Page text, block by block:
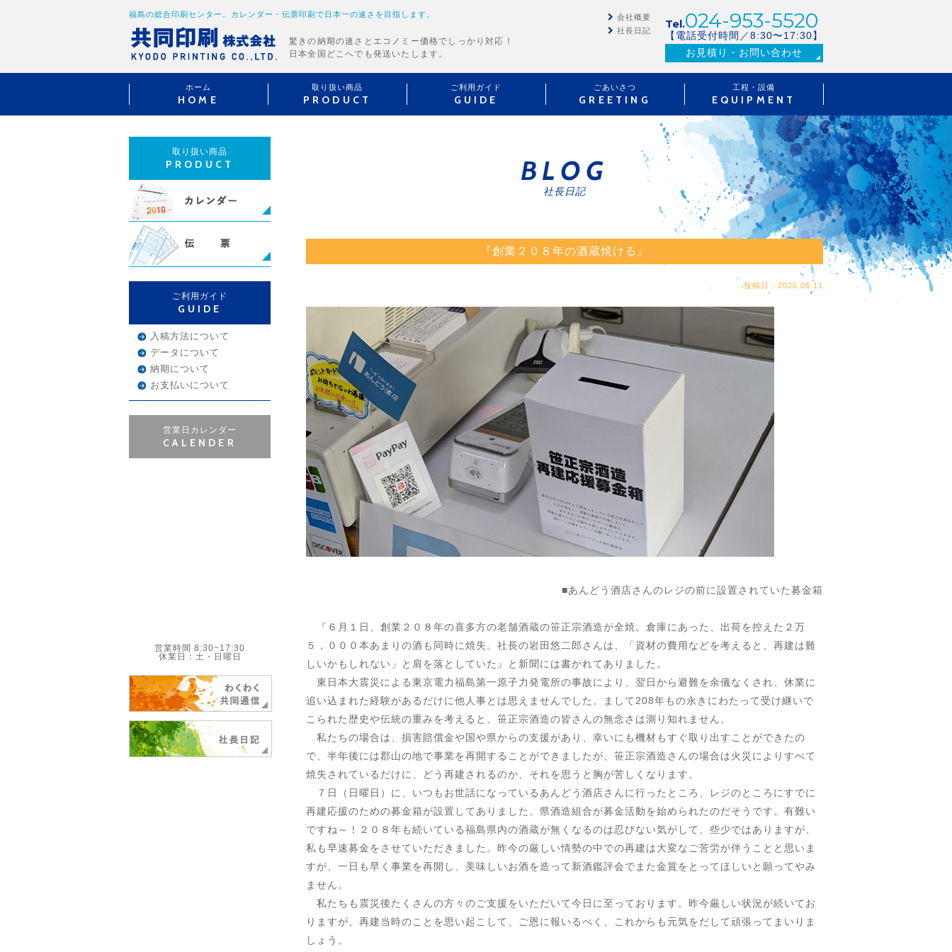
福島の総合印刷センター。カレンダー・伝票印刷で日本一の速さを目指します。
驚きの納期の速さとエコノミー価格でしっかり対応！
日本全国どこへでも発送いたします。
Tel.024-953-5520
【電話受付時間／8:30〜17:30】
お見積り・お問い合わせ
会社概要
社長日記
ホーム
HOME
取り扱い商品
PRODUCT
ご利用ガイド
GUIDE
ごあいさつ
GREETING
工程・設備
EQUIPMENT
取り扱い商品
PRODUCT
ご利用ガイド
GUIDE
入稿方法について
データについて
納期について
お支払いについて
営業日カレンダー
CALENDER
営業時間 8:30~17:30
休業日：土・日曜日
BLOG
社長日記
『創業２０８年の酒蔵焼ける』
投稿日：2026.06.11
■あんどう酒店さんのレジの前に設置されていた募金箱
『６月１日、創業２０８年の喜多方の老舗酒蔵の笹正宗酒造が全焼。倉庫にあった、出荷を控えた２万
５，０００本あまりの酒も同時に焼失。社長の岩田悠二郎さんは、「資材の費用などを考えると、再建は難
しいかもしれない」と肩を落としていた』と新聞には書かれてありました。
東日本大震災による東京電力福島第一原子力発電所の事故により、翌日から避難を余儀なくされ、休業に
追い込まれた経験があるだけに他人事とは思えませんでした。まして208年もの永きにわたって受け継いで
こられた歴史や伝統の重みを考えると、笹正宗酒造の皆さんの無念さは測り知れません。
私たちの場合は、損害賠償金や国や県からの支援があり、幸いにも機材もすぐ取り出すことができたの
で、半年後には郡山の地で事業を再開することができましたが、笹正宗酒造さんの場合は火災によりすべて
焼失されているだけに、どう再建されるのか、それを思うと胸が苦しくなります。
７日（日曜日）に、いつもお世話になっているあんどう酒店さんに行ったところ、レジのところにすでに
再建応援のための募金箱が設置してありました。県酒造組合が募金活動を始められたのだそうです。有難い
ですね～！２０８年も続いている福島県内の酒蔵が無くなるのは忍びない気がして、些少ではありますが、
私も早速募金をさせていただきました。昨今の厳しい情勢の中での再建は大変なご苦労が伴うことと思いま
すが、一日も早く事業を再開し、美味しいお酒を造って新酒鑑評会でまた金賞をとってほしいと願ってやみ
ません。
私たちも震災後たくさんの方々のご支援をいただいて今日に至っております。昨今厳しい状況が続いてお
りますが、再建当時のことを思い起こして、ご恩に報いるべく、これからも元気をだして頑張ってまいりま
しょう。